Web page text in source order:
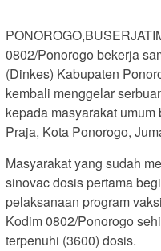
0802/Ponorogo bekerja
(Dinkes) Kabupaten
kembali menggelar
kepada masyarakat
Praja, Kota Ponorogo,
Masyarakat yang sudah
sinovac dosis pertama
pelaksanaan program
Kodim 0802/Ponorogo
terpenuhi (3600) dosis.